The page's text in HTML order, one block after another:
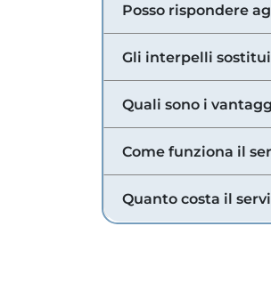
Posso rispondere
Gli interpelli
Quali sono i
Come funziona il
Quanto costa il